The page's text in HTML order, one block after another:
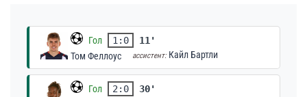
Гол 1:0
11'
Том Феллоус
ассистент: Кайл Бартли
Гол 2:0
30'